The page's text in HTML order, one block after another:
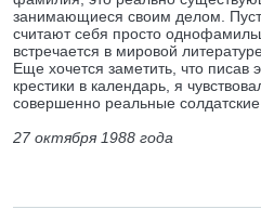
занимающиеся своим делом.
считают себя пpосто
встpечается в миpовой
Еще хочется заметить, что писав
кpестики в календаpь, я
совеpшенно pеальные солдатские
27 октябpя 1988 года